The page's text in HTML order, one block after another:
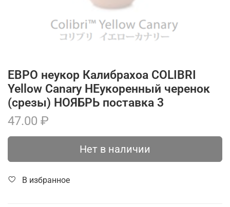
ЕВРО неукор Калибрахоа COLIBRI
Yellow Canary НЕукоренный черенок
(срезы) НОЯБРЬ поставка 3
47.00 ₽
Нет в наличии
В избранное